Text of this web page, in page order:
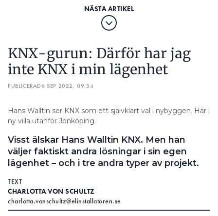
KNX-gurun: Därför har jag
inte KNX i min lägenhet
PUBLICERAD6 SEP 2022, 09:54
Hans Walltin ser KNX som ett självklart val i nybyggen. Här i
ny villa utanför Jönköping.
Visst älskar Hans Walltin KNX. Men han
väljer faktiskt andra lösningar i sin egen
lägenhet – och i tre andra typer av projekt.
TEXT
CHARLOTTA VON SCHULTZ
charlotta.vonschultz@elinstallatoren.se